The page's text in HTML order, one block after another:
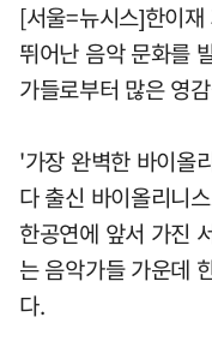
[서울=뉴시스]한이
뛰어난 음악 문화를
가들로부터 많은 영
'가장 완벽한 바이올
다 출신 바이올리니
한공연에 앞서 가진
는 음악가들 가운데
다.